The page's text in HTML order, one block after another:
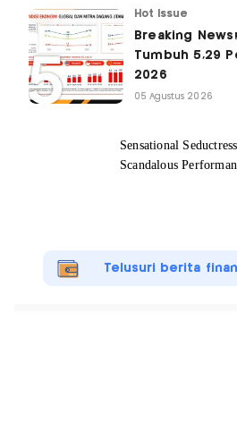
Hot Issue
Breaking
Tumbuh 5,29
2026
05 Agustus 2026
Telusuri berita